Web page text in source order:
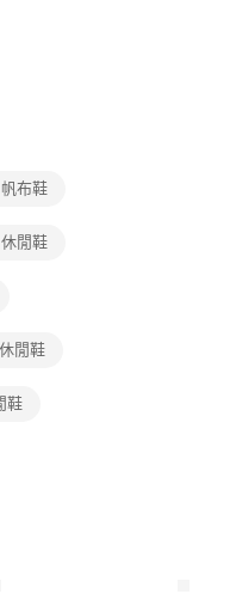
。
中的連結，可透過四大超商／
為交易完成。
帳頁面顯示為準，若有關於
，請聯繫「AFTEE先享後付
support/home
先享後付」服務完成之交
監護人之同意方可使用
冊。若發現惡意使用之情形，
費
布鞋
閒鞋
閒鞋
鞋